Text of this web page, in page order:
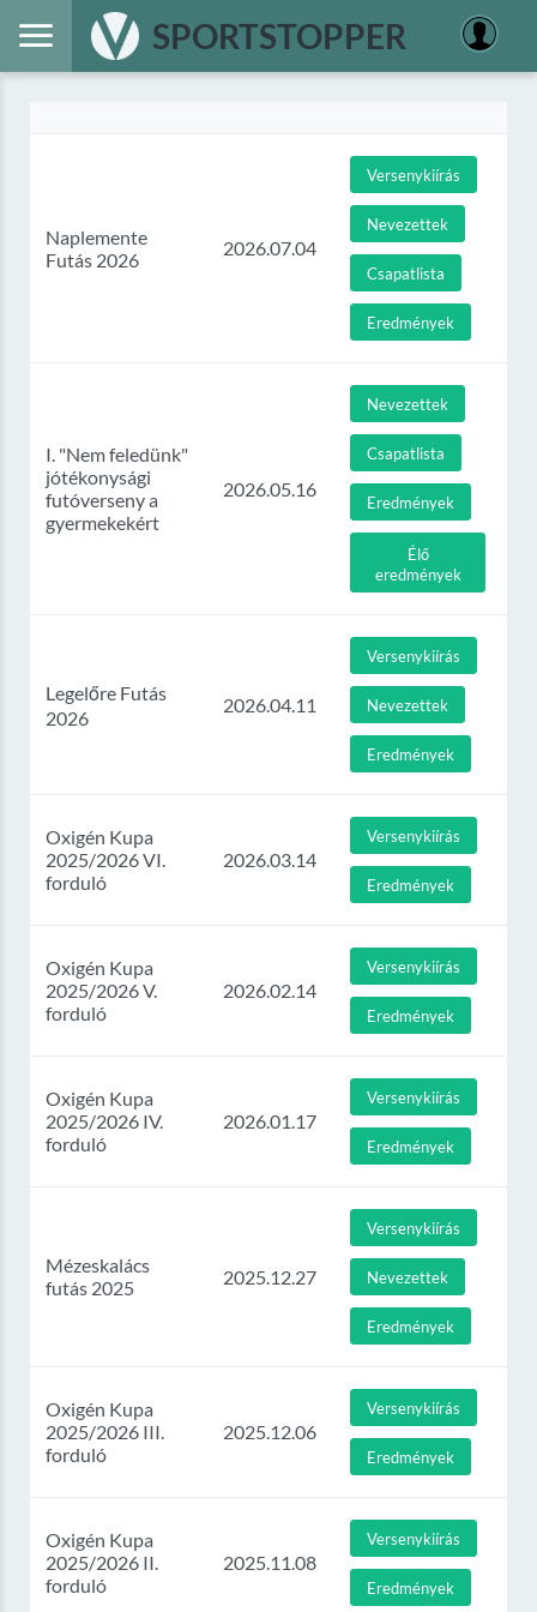
SPORTSTOPPER
Naplemente
Futás 2026
2026.07.04
Versenykiírás
Nevezettek
Csapatlista
Eredmények
I. "Nem feledünk"
jótékonysági
futóverseny a
gyermekekért
2026.05.16
Nevezettek
Csapatlista
Eredmények
Élő
eredmények
Legelőre Futás
2026
2026.04.11
Versenykiírás
Nevezettek
Eredmények
Oxigén Kupa
2025/2026 VI.
forduló
2026.03.14
Versenykiírás
Eredmények
Oxigén Kupa
2025/2026 V.
forduló
2026.02.14
Versenykiírás
Eredmények
Oxigén Kupa
2025/2026 IV.
forduló
2026.01.17
Versenykiírás
Eredmények
Mézeskalács
futás 2025
2025.12.27
Versenykiírás
Nevezettek
Eredmények
Oxigén Kupa
2025/2026 III.
forduló
2025.12.06
Versenykiírás
Eredmények
Oxigén Kupa
2025/2026 II.
forduló
2025.11.08
Versenykiírás
Eredmények